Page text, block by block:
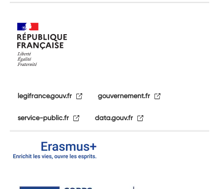
legifrance.gouv.fr gouvernement.fr
service-public.fr data.gouv.fr